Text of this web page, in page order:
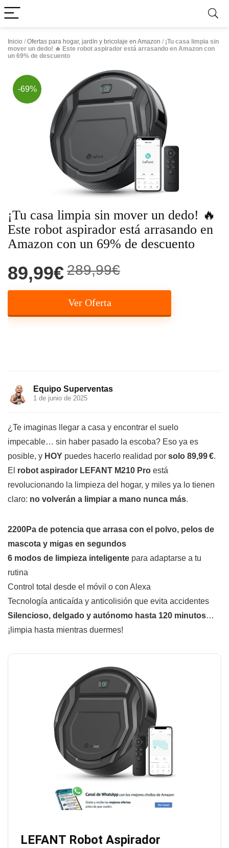
Inicio / Ofertas para hogar, jardín y bricolaje en Amazon / ¡Tu casa limpia sin
mover un dedo! 🔥 Este robot aspirador está arrasando en Amazon con
un 69% de descuento
-69%
¡Tu casa limpia sin mover un dedo! 🔥
Este robot aspirador está arrasando en
Amazon con un 69% de descuento
89,99€289,99€
Ver Oferta
Equipo Superventas
1 de junio de 2025
¿Te imaginas llegar a casa y encontrar el suelo
impecable… sin haber pasado la escoba? Eso ya es
posible, y HOY puedes hacerlo realidad por solo 89,99 €.
El robot aspirador LEFANT M210 Pro está
revolucionando la limpieza del hogar, y miles ya lo tienen
claro: no volverán a limpiar a mano nunca más.
2200Pa de potencia que arrasa con el polvo, pelos de
mascota y migas en segundos
6 modos de limpieza inteligente para adaptarse a tu
rutina
Control total desde el móvil o con Alexa
Tecnología anticaída y anticolisión que evita accidentes
Silencioso, delgado y autónomo hasta 120 minutos…
¡limpia hasta mientras duermes!
LEFANT Robot Aspirador